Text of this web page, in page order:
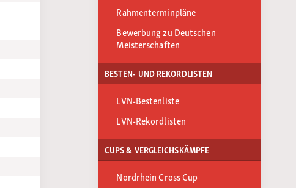
Rahmenterminpläne
Bewerbung zu Deutschen
Meisterschaften
BESTEN- UND REKORDLISTEN
LVN-Bestenliste
LVN-Rekordlisten
CUPS & VERGLEICHSKÄMPFE
Nordrhein Cross Cup